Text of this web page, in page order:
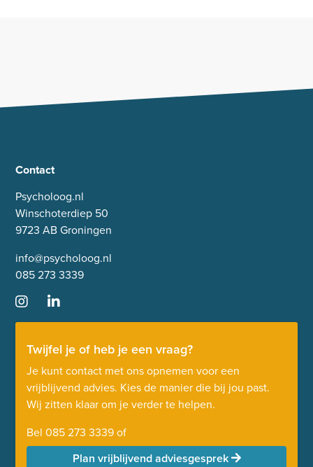
Contact
Psycholoog.nl
Winschoterdiep 50
9723 AB Groningen
info@psycholoog.nl
085 273 3339
Twijfel je of heb je een vraag?
Je kunt contact met ons opnemen voor een
vrijblijvend advies. Kies de manier die bij jou past.
Wij zitten klaar om je verder te helpen.
Bel 085 273 3339of
Plan vrijblijvend adviesgesprek